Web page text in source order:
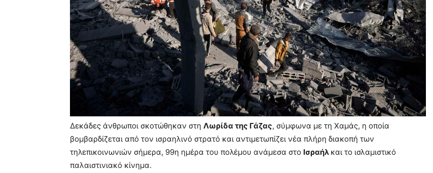
Δεκάδες άνθρωποι σκοτώθηκαν στη Λωρίδα της Γάζας, σύμφωνα με τη Χαμάς, η οποία
βομβαρδίζεται από τον ισραηλινό στρατό και αντιμετωπίζει νέα πλήρη διακοπή των
τηλεπικοινωνιών σήμερα, 99η ημέρα του πολέμου ανάμεσα στο Ισραήλ και το ισλαμιστικό
παλαιστινιακό κίνημα.